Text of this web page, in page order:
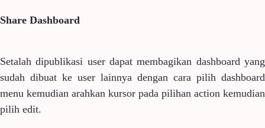
Share Dashboard
Setalah dipublikasi user dapat membagikan dashboard yang
sudah dibuat ke user lainnya dengan cara pilih dashboard
menu kemudian arahkan kursor pada pilihan action kemudian
pilih edit.